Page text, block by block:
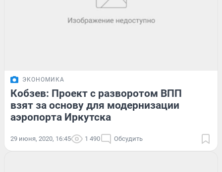
ЭКОНОМИКА
Кобзев: Проект с разворотом ВПП
взят за основу для модернизации
аэропорта Иркутска
29 июня, 2020, 16:45 1 490 Обсудить